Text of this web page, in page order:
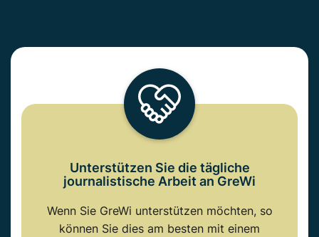
Unterstützen Sie die tägliche
journalistische Arbeit an GreWi
Wenn Sie GreWi unterstützen möchten, so
können Sie dies am besten mit einem